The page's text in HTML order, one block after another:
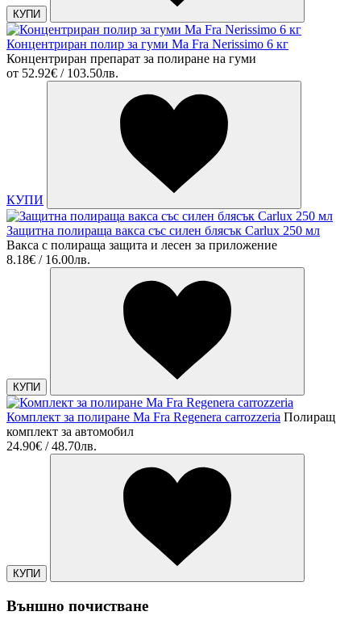
КУПИ
Концентриран полир за гуми Ma Fra Nerissimo 6 кг
Концентриран препарат за полиране на гуми
от 52.92€ / 103.50лв.
КУПИ
Защитна полираща вакса със силен блясък Carlux 250 мл
Вакса с полираща защита и лесен за приложение
8.18€ / 16.00лв.
КУПИ
Комплект за полиране Ma Fra Regenera carrozzeria Полиращ
комплект за автомобил
24.90€ / 48.70лв.
КУПИ
Външно почистване